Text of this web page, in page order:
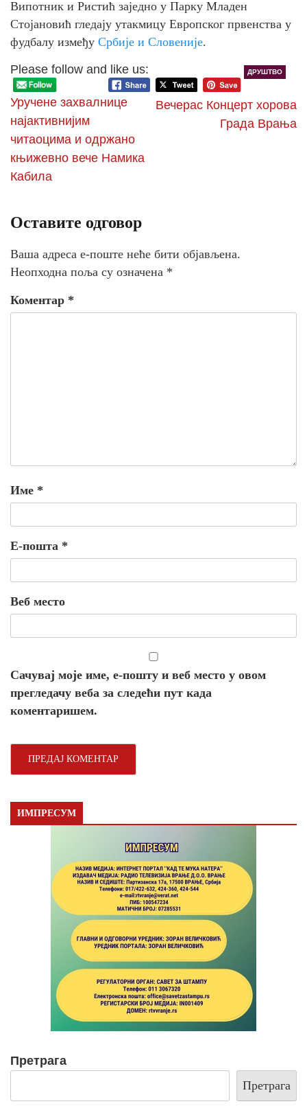
Випотник и Ристић заједно у Парку Младен
Стојановић гледају утакмицу Европског првенства у
фудбалу између Србије и Словеније.
Please follow and like us:
ДРУШТВО
Уручене захвалнице
најактивнијим
читаоцима и одржано
књижевно вече Намика
Кабила
Вечерас Концерт хорова
Града Врања
Оставите одговор
Ваша адреса е-поште неће бити објављена.
Неопходна поља су означена *
Коментар *
Име *
Е-пошта *
Веб место
Сачувај моје име, е-пошту и веб место у овом
прегледачу веба за следећи пут када
коментаришем.
ИМПРЕСУМ
Претрага
Претрага